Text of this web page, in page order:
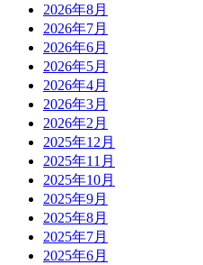
2026年8月
2026年7月
2026年6月
2026年5月
2026年4月
2026年3月
2026年2月
2025年12月
2025年11月
2025年10月
2025年9月
2025年8月
2025年7月
2025年6月